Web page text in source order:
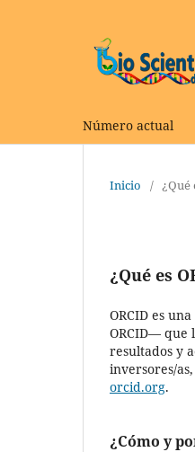
Número actual
Inicio / ¿Qué
¿Qué es
ORCID es
ORCID— que
resultados y
inversores/
orcid.org.
¿Cómo y